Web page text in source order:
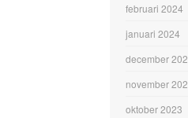
februari 2024
januari 2024
december
november
oktober 2023